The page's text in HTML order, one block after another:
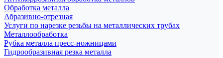
Обработка металла
Абразивно-отрезная
Услуги по нарезке резьбы на металлических трубах
Металлообработка
Рубка металла пресс-ножницами
Гидрообразивная резка металла